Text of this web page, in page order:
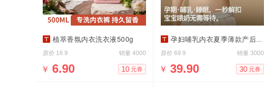
植萃香氛内衣洗衣液500g
原价 16.9 销量 4000
￥ 6.90 10 元券
孕妇哺乳内衣夏季薄款产后防下垂大码文胸
原价 69.9 销量 3000
￥ 39.90 30 元券